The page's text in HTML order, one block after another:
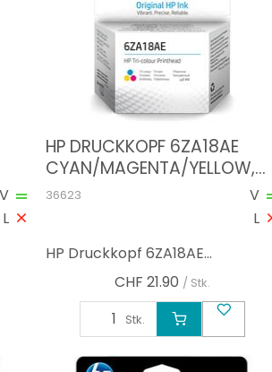
V
L
HP DRUCKKOPF 6ZA18AE
CYAN/MAGENTA/YELLOW,
DRUCKLEISTUNG SEITEN:
8000 ×, TONER/TINTE FARBE:
V
L
36623
HP Druckkopf 6ZA18AE...
CHF 21.90 / Stk.
Stk.